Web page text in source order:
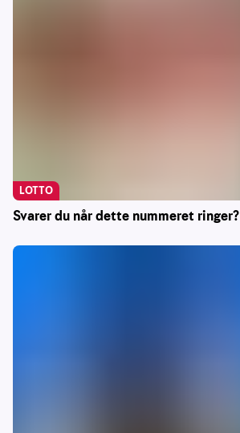
Svarer du når dette nummeret ringer?
LOTTO